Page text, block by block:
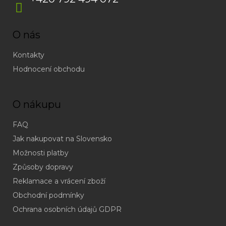
O nás
Kontakty
Hodnocení obchodu
O nákupu
FAQ
Jak nakupovat na Slovensko
Možnosti platby
Způsoby dopravy
Reklamace a vrácení zboží
Obchodní podmínky
Ochrana osobních údajů GDPR
(odpověď
do